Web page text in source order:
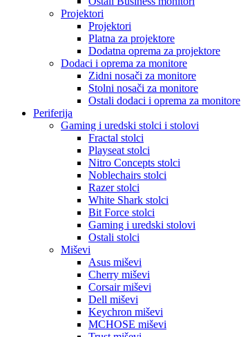
Projektori
Projektori
Platna za projektore
Dodatna oprema za projektore
Dodaci i oprema za monitore
Zidni nosači za monitore
Stolni nosači za monitore
Ostali dodaci i oprema za monitore
Periferija
Gaming i uredski stolci i stolovi
Fractal stolci
Playseat stolci
Nitro Concepts stolci
Noblechairs stolci
Razer stolci
White Shark stolci
Bit Force stolci
Gaming i uredski stolovi
Ostali stolci
Miševi
Asus miševi
Cherry miševi
Corsair miševi
Dell miševi
Keychron miševi
MCHOSE miševi